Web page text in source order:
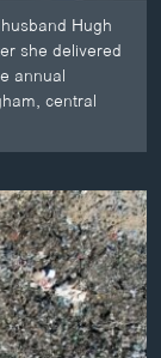
Hugh
she delivered
annual
central